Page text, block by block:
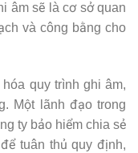
âm sẽ là cơ sở quan
và công bằng cho
quy trình ghi âm,
Một lãnh đạo trong
ty bảo hiểm chia sẻ
tuân thủ quy định,